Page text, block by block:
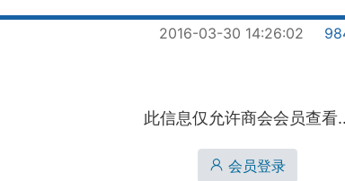
2016-03-30 14:26:02
此信息仅允许商会会员查看
会员登录